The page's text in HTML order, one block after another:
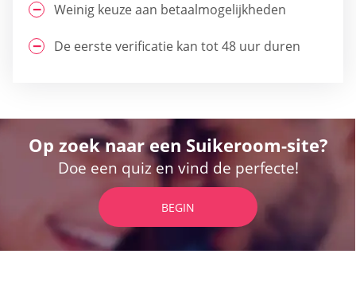
Weinig keuze aan betaalmogelijkheden
De eerste verificatie kan tot 48 uur duren
Op zoek naar een Suikeroom-site?
Doe een quiz en vind de perfecte!
BEGIN